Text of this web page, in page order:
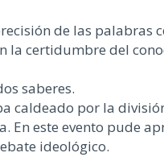
de las palabras
la certidumbre del
saberes.
caldeado por la
En este evento pude
ideológico.